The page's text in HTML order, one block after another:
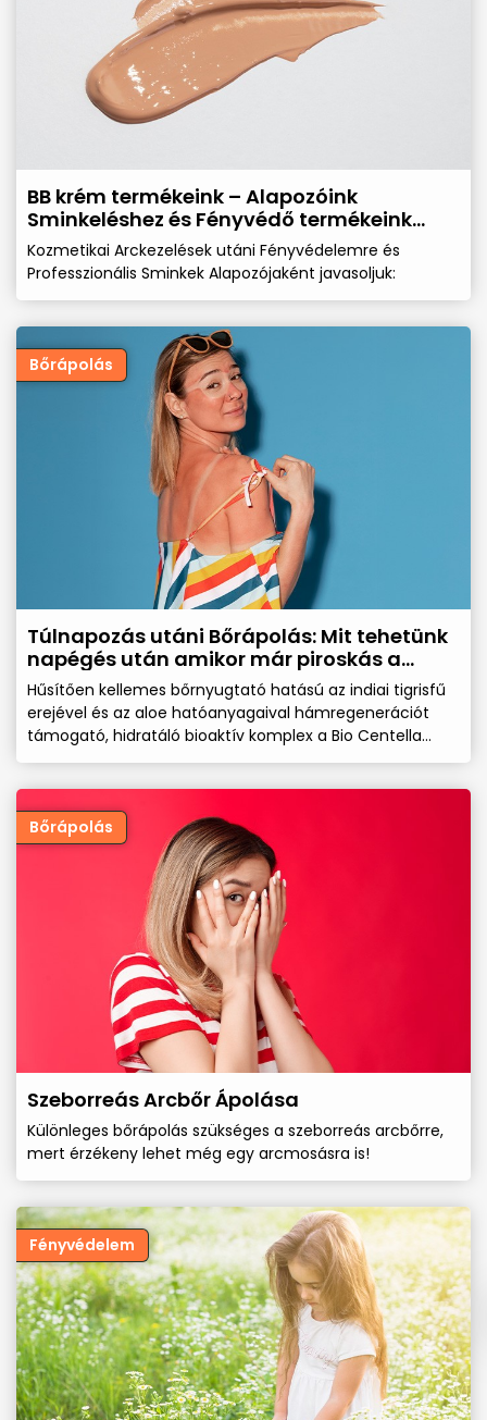
BB krém termékeink – Alapozóink
Sminkeléshez és Fényvédő termékeink
egyszerre a BB krémjeink
Kozmetikai Arckezelések utáni Fényvédelemre és
Professzionális Sminkek Alapozójaként javasoljuk:
Bőrápolás
Túlnapozás utáni Bőrápolás: Mit tehetünk
napégés után amikor már piroskás a
bőrünk?
Hűsítően kellemes bőrnyugtató hatású az indiai tigrisfű
erejével és az aloe hatóanyagaival hámregenerációt
támogató, hidratáló bioaktív komplex a Bio Centella
Bőrregeneráló Elixír - 100 ml spray, amely az érzékeny bőr
állapotának kialakítását segíti.
Bőrápolás
Szeborreás Arcbőr Ápolása
Különleges bőrápolás szükséges a szeborreás arcbőrre,
mert érzékeny lehet még egy arcmosásra is!
Fényvédelem